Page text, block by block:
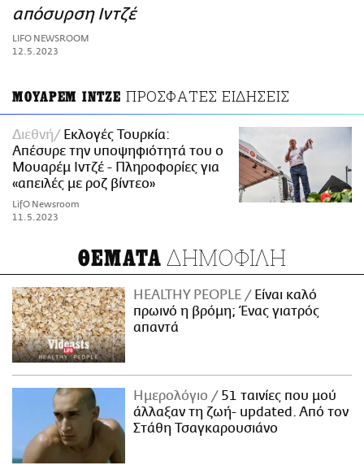
απόσυρση Ιντζέ
LIFO NEWSROOM
12.5.2023
ΜΟΥΑΡΕΜ ΙΝΤΖΕ ΠΡΟΣΦΑΤΕΣ ΕΙΔΗΣΕΙΣ
Διεθνή
Εκλογές Τουρκία:
Απέσυρε την υποψηφιότητά του ο
Μουαρέμ Ιντζέ - Πληροφορίες για
«απειλές με ροζ βίντεο»
LifO Newsroom
11.5.2023
ΘΕΜΑΤΑ ΔΗΜΟΦΙΛΗ
HEALTHY PEOPLE
Είναι καλό
πρωινό η βρόμη; Ένας γιατρός
απαντά
Ημερολόγιο
51 ταινίες που μού
άλλαξαν τη ζωή- updated. Aπό τον
Στάθη Τσαγκαρουσιάνο